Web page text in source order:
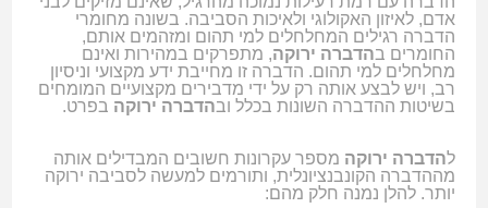
אדם, לאיזון האקולוגי ולאיכות הסביבה. בשונה מחומרי
הדברה רגילים המחלחלים למי תהום ומזהמים אותם,
החומרים בהדברה ירוקה, מתפרקים במהירות ואינם
מחלחלים למי תהום. הדברה זו מחייבת ידע מקצועי וניסיון
רב, ויש לבצע אותה רק על ידי מדבירים מקצועיים המומחים
בשיטות ההדברה השונות בכלל ובהדברה ירוקה בפרט.
להדברה ירוקה מספר עקרונות חשובים המבדילים אותה
מההדברה הקונבנציונלית, ותורמים למעשה לסביבה ירוקה
יותר. להלן נמנה חלק מהם: